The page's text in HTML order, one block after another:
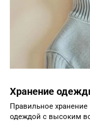
Хранение
Правильное
одеждой с высоким